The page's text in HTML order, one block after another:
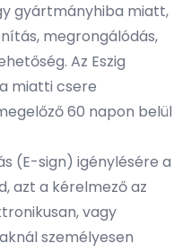
gyártmányhiba miatt,
megrongálódás,
Az Eszig
miatti csere
60 napon belül
(E-sign) igénylésére a
azt a kérelmező az
vagy
személyesen